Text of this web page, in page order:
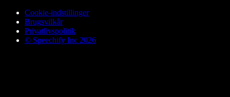
Cookie-indstillinger
Brugsvilkår
Privatlivspolitik
© Speechify Inc 2026